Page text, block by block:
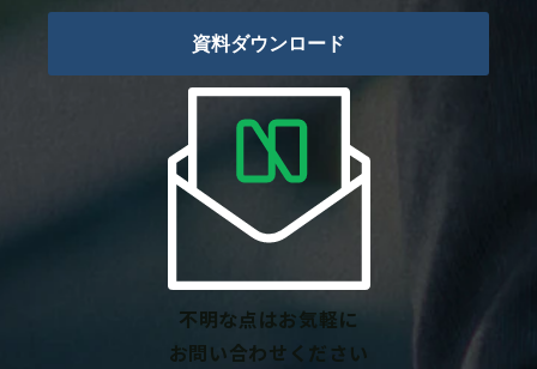
資料ダウンロード
不明な点はお気軽に
お問い合わせください